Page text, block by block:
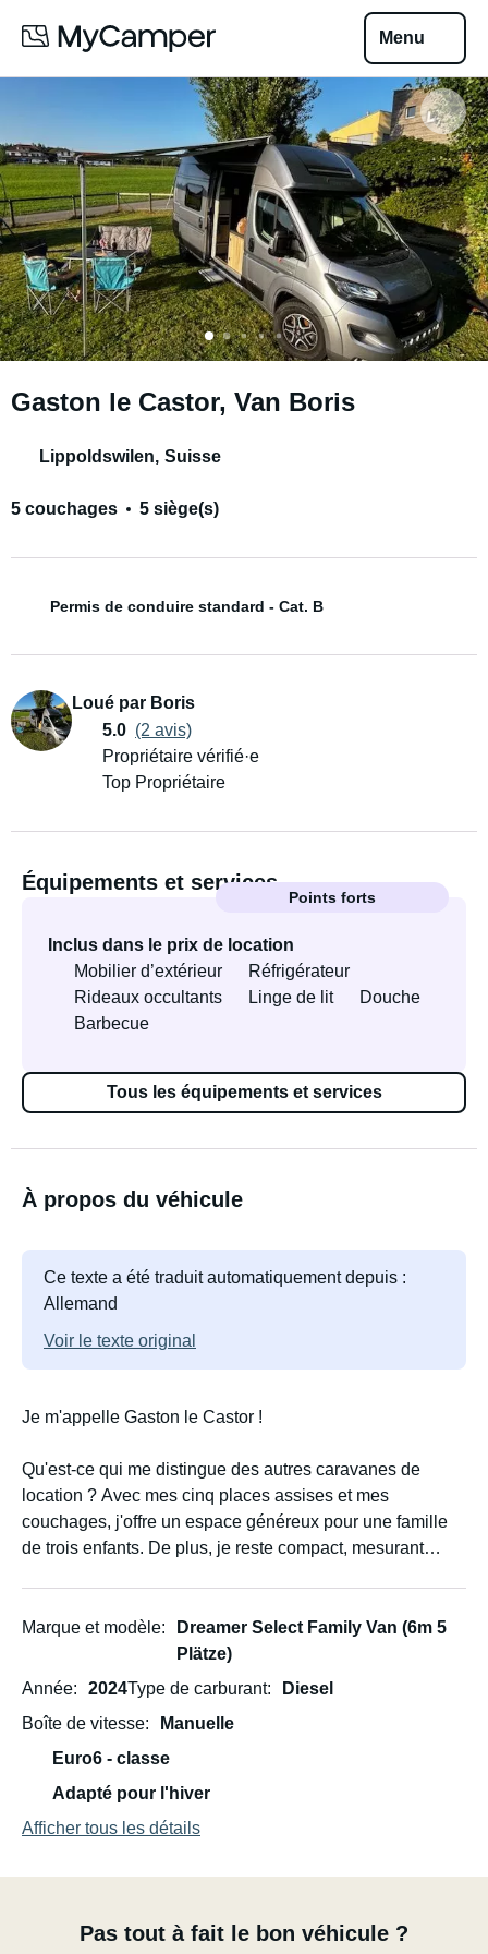
Menu
Gaston le Castor, Van Boris
Lippoldswilen, Suisse
5 couchages 5 siège(s)
Permis de conduire standard - Cat. B
Loué par Boris
5.0 (2 avis)
Propriétaire vérifié·e
Top Propriétaire
Équipements et services
Points forts
Inclus dans le prix de location
Mobilier d’extérieur
Réfrigérateur
Rideaux occultants
Linge de lit
Douche
Barbecue
Tous les équipements et services
À propos du véhicule
Ce texte a été traduit automatiquement depuis :
Allemand
Voir le texte original
Je m'appelle Gaston le Castor !
Qu'est-ce qui me distingue des autres caravanes de
location ? Avec mes cinq places assises et mes
couchages, j'offre un espace généreux pour une famille
de trois enfants. De plus, je reste compact, mesurant
Ce que mes propriétaires apprécient particulièrement :
boire et même jouer (par mauvais temps)
confortablement.
odeurs chimiques ! Un système de sac simple, comme
plusieurs jours en pleine nature à mon bord.
Marque et modèle
Dreamer Select Family Van (6m 5
Plätze)
Année
2024Type de carburant
Diesel
Boîte de vitesse
Manuelle
Euro6 - classe
Adapté pour l'hiver
Afficher tous les détails
Pas tout à fait le bon véhicule ?